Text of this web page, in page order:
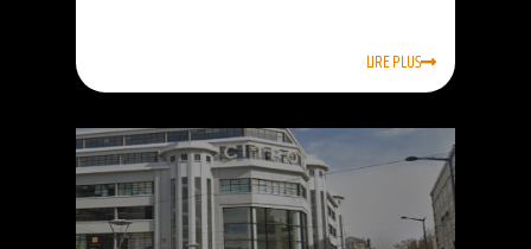
LIRE PLUS